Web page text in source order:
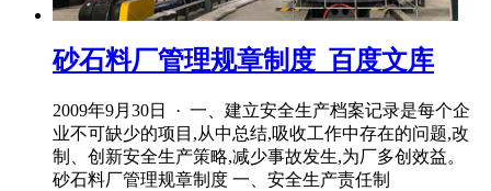
砂石料厂管理规章制度_百度文库
2009年9月30日 · 一、建立安全生产档案记录是每个企
业不可缺少的项目,从中总结,吸收工作中存在的问题,改
制、创新安全生产策略,减少事故发生,为厂多创效益。
砂石料厂管理规章制度 一、安全生产责任制